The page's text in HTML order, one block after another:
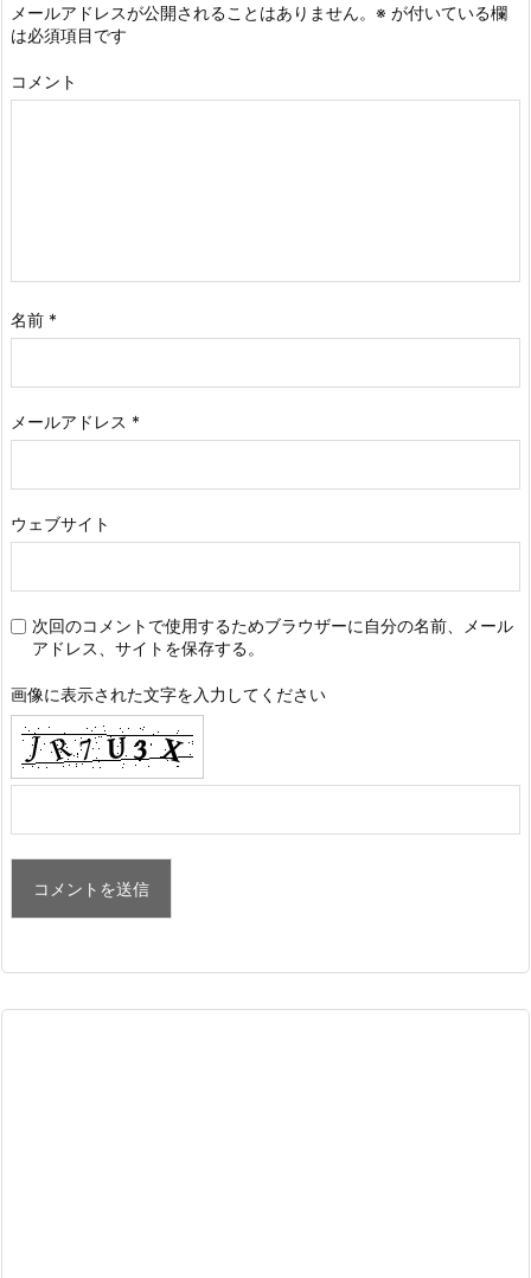
メールアドレスが公開されることはありません。 ※ が付いている欄
は必須項目です
コメント
名前 *
メールアドレス *
ウェブサイト
次回のコメントで使用するためブラウザーに自分の名前、メール
アドレス、サイトを保存する。
画像に表示された文字を入力してください